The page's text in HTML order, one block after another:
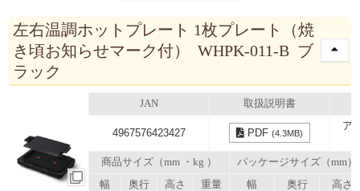
左右温調ホットプレート 1枚プレート（焼
き頃お知らせマーク付） WHPK-011-B ブ
ラック
JAN 取扱説明書
4967576423427 PDF(4.3MB)
ア
商品サイズ（mm ・kg ）
パッケージサイズ（mm）
幅
奥行 高さ 重量 幅 奥行 高さ